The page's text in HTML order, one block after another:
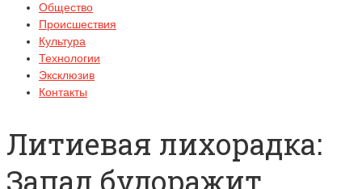
Общество
Происшествия
Культура
Технологии
Эксклюзив
Контакты
Литиевая лихорадка:
Запад будоражит